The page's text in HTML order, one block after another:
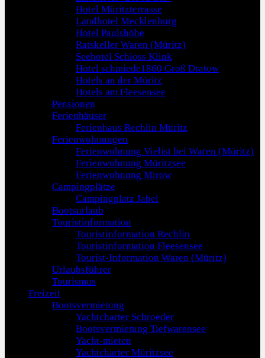
Hotel Müritzterrasse
Landhotel Mecklenburg
Hotel Paulshöhe
Ratskeller Waren (Müritz)
Seehotel Schloss Klink
Hotel schmiede1860 Groß Dratow
Hotels an der Müritz
Hotels am Fleesensee
Pensionen
Ferienhäuser
Ferienhaus Rechlin Müritz
Ferienwohnungen
Ferienwohnung Vielist bei Waren (Müritz)
Ferienwohnung Müritzsee
Ferienwohnung Mirow
Campingplätze
Campingplatz Jabel
Bootsurlaub
Touristinformation
Touristinformation Rechlin
Touristinformation Fleesensee
Tourist-Information Waren (Müritz)
Urlaubsführer
Tourismus
Freizeit
Bootsvermietung
Yachtcharter Schroeder
Bootsvermietung Tiefwarensee
Yacht-mieten
Yachtcharter Müritzsee